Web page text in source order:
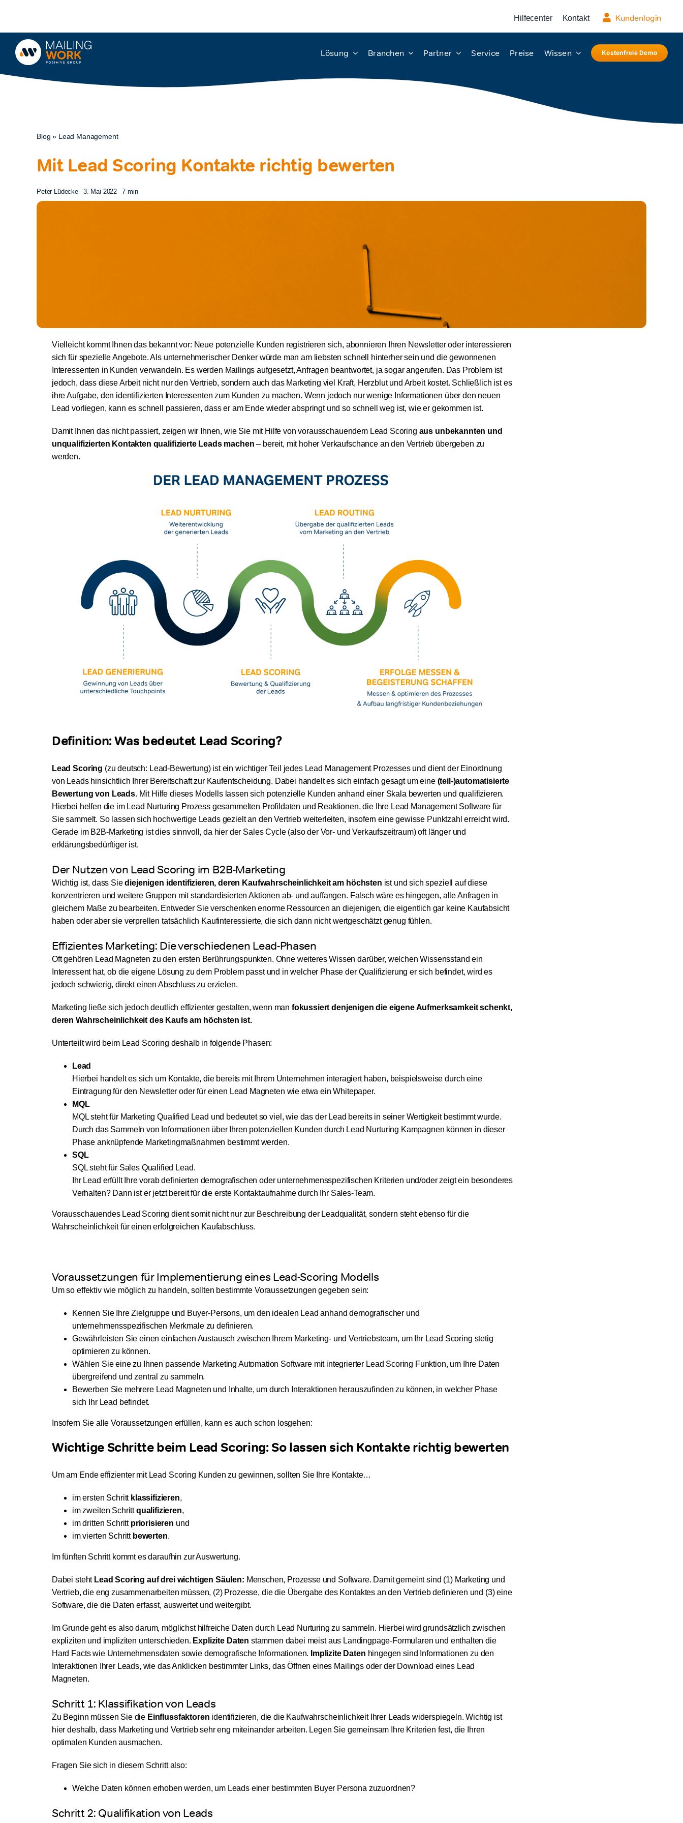
springen
Hilfecenter Kontakt Kundenlogin
Lösung Branchen Partner Service Preise Wissen Kostenfreie Demo
Blog » Lead Management
Mit Lead Scoring Kontakte richtig bewerten
Peter Lüdecke 3. Mai 2022 7 min
Vielleicht kommt Ihnen das bekannt vor: Neue potenzielle Kunden registrieren sich, abonnieren Ihren Newsletter oder interessieren
sich für spezielle Angebote. Als unternehmerischer Denker würde man am liebsten schnell hinterher sein und die gewonnenen
Interessenten in Kunden verwandeln. Es werden Mailings aufgesetzt, Anfragen beantwortet, ja sogar angerufen. Das Problem ist
jedoch, dass diese Arbeit nicht nur den Vertrieb, sondern auch das Marketing viel Kraft, Herzblut und Arbeit kostet. Schließlich ist es
ihre Aufgabe, den identifizierten Interessenten zum Kunden zu machen. Wenn jedoch nur wenige Informationen über den neuen
Lead vorliegen, kann es schnell passieren, dass er am Ende wieder abspringt und so schnell weg ist, wie er gekommen ist.
Damit Ihnen das nicht passiert, zeigen wir Ihnen, wie Sie mit Hilfe von vorausschauendem Lead Scoring aus unbekannten und
unqualifizierten Kontakten qualifizierte Leads machen – bereit, mit hoher Verkaufschance an den Vertrieb übergeben zu
werden.
Definition: Was bedeutet Lead Scoring?
Lead Scoring (zu deutsch: Lead-Bewertung) ist ein wichtiger Teil jedes Lead Management Prozesses und dient der Einordnung
von Leads hinsichtlich Ihrer Bereitschaft zur Kaufentscheidung. Dabei handelt es sich einfach gesagt um eine (teil-)automatisierte
Bewertung von Leads. Mit Hilfe dieses Modells lassen sich potenzielle Kunden anhand einer Skala bewerten und qualifizieren.
Hierbei helfen die im Lead Nurturing Prozess gesammelten Profildaten und Reaktionen, die Ihre Lead Management Software für
Sie sammelt. So lassen sich hochwertige Leads gezielt an den Vertrieb weiterleiten, insofern eine gewisse Punktzahl erreicht wird.
Gerade im B2B-Marketing ist dies sinnvoll, da hier der Sales Cycle (also der Vor- und Verkaufszeitraum) oft länger und
erklärungsbedürftiger ist.
Der Nutzen von Lead Scoring im B2B-Marketing
Wichtig ist, dass Siediejenigen identifizieren, deren Kaufwahrscheinlichkeit am höchsten ist und sich speziell auf diese
konzentrieren und weitere Gruppen mit standardisierten Aktionen ab- und auffangen. Falsch wäre es hingegen, alle Anfragen in
gleichem Maße zu bearbeiten. Entweder Sie verschenken enorme Ressourcen an diejenigen, die eigentlich gar keine Kaufabsicht
haben oder aber sie verprellen tatsächlich Kaufinteressierte, die sich dann nicht wertgeschätzt genug fühlen.
Effizientes Marketing: Die verschiedenen Lead-Phasen
Oft gehören Lead Magneten zu den ersten Berührungspunkten. Ohne weiteres Wissen darüber, welchen Wissensstand ein
Interessent hat, ob die eigene Lösung zu dem Problem passt und in welcher Phase der Qualifizierung er sich befindet, wird es
jedoch schwierig, direkt einen Abschluss zu erzielen.
Marketing ließe sich jedoch deutlich effizienter gestalten, wenn man fokussiert denjenigen die eigene Aufmerksamkeit schenkt,
deren Wahrscheinlichkeit des Kaufs am höchsten ist.
Unterteilt wird beim Lead Scoring deshalb in folgende Phasen:
Lead
Hierbei handelt es sich um Kontakte, die bereits mit Ihrem Unternehmen interagiert haben, beispielsweise durch eine
Eintragung für den Newsletter oder für einen Lead Magneten wie etwa ein Whitepaper.
MQL
MQL steht für Marketing Qualified Lead und bedeutet so viel, wie das der Lead bereits in seiner Wertigkeit bestimmt wurde.
Durch das Sammeln von Informationen über Ihren potenziellen Kunden durch Lead Nurturing Kampagnen können in dieser
Phase anknüpfende Marketingmaßnahmen bestimmt werden.
SQL
SQL steht für Sales Qualified Lead.
Ihr Lead erfüllt Ihre vorab definierten demografischen oder unternehmensspezifischen Kriterien und/oder zeigt ein besonderes
Verhalten? Dann ist er jetzt bereit für die erste Kontaktaufnahme durch Ihr Sales-Team.
Vorausschauendes Lead Scoring dient somit nicht nur zur Beschreibung der Leadqualität, sondern steht ebenso für die
Wahrscheinlichkeit für einen erfolgreichen Kaufabschluss.
Voraussetzungen für Implementierung eines Lead-Scoring Modells
Um so effektiv wie möglich zu handeln, sollten bestimmte Voraussetzungen gegeben sein:
Kennen Sie Ihre Zielgruppe und Buyer-Persons, um den idealen Lead anhand demografischer und
unternehmensspezifischen Merkmale zu definieren.
Gewährleisten Sie einen einfachen Austausch zwischen Ihrem Marketing- und Vertriebsteam, um Ihr Lead Scoring stetig
optimieren zu können.
Wählen Sie eine zu Ihnen passende Marketing Automation Software mit integrierter Lead Scoring Funktion, um Ihre Daten
übergreifend und zentral zu sammeln.
Bewerben Sie mehrere Lead Magneten und Inhalte, um durch Interaktionen herauszufinden zu können, in welcher Phase
sich Ihr Lead befindet.
Insofern Sie alle Voraussetzungen erfüllen, kann es auch schon losgehen:
Wichtige Schritte beim Lead Scoring: So lassen sich Kontakte richtig bewerten
Um am Ende effizienter mit Lead Scoring Kunden zu gewinnen, sollten Sie Ihre Kontakte…
im ersten Schritt klassifizieren,
im zweiten Schrittqualifizieren,
im dritten Schritt priorisieren und
im vierten Schritt bewerten.
Im fünften Schritt kommt es daraufhin zur Auswertung.
Dabei stehtLead Scoring auf drei wichtigen Säulen: Menschen, Prozesse und Software. Damit gemeint sind (1) Marketing und
Vertrieb, die eng zusammenarbeiten müssen, (2) Prozesse, die die Übergabe des Kontaktes an den Vertrieb definieren und (3) eine
Software, die die Daten erfasst, auswertet und weitergibt.
Im Grunde geht es also darum, möglichst hilfreiche Daten durch Lead Nurturing zu sammeln. Hierbei wird grundsätzlich zwischen
expliziten und impliziten unterschieden. Explizite Daten stammen dabei meist aus Landingpage-Formularen und enthalten die
Hard Facts wie Unternehmensdaten sowie demografische Informationen. Implizite Daten hingegen sind Informationen zu den
Interaktionen Ihrer Leads, wie das Anklicken bestimmter Links, das Öffnen eines Mailings oder der Download eines Lead
Magneten.
Schritt 1: Klassifikation von Leads
Zu Beginn müssen Sie die Einflussfaktoren identifizieren, die die Kaufwahrscheinlichkeit Ihrer Leads widerspiegeln. Wichtig ist
hier deshalb, dass Marketing und Vertrieb sehr eng miteinander arbeiten. Legen Sie gemeinsam Ihre Kriterien fest, die Ihren
optimalen Kunden ausmachen.
Fragen Sie sich in diesem Schritt also:
Welche Daten können erhoben werden, um Leads einer bestimmten Buyer Persona zuzuordnen?
Schritt 2: Qualifikation von Leads